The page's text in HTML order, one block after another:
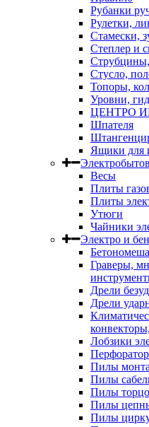
Рубанки
Рулетки,
Стамески,
Степлер и
Стусло,
Топоры,
Уровни,
ЦЕНТРО
Шпателя
Ящики для
Весы
Плиты
Плиты
Утюги
Чайники
Электро и
Граверы,
Дрели
Дрели
Лобзики
Пилы
Пилы
Пилы
Пилы
Пилы